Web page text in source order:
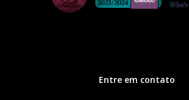
Entre em contato